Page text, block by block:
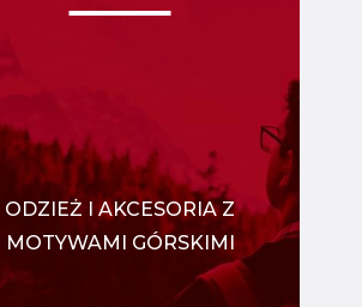
ODZIEŻ I AKCESORIA Z
MOTYWAMI GÓRSKIMI